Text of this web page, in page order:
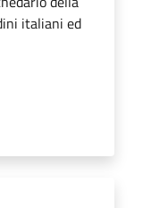
italiani ed